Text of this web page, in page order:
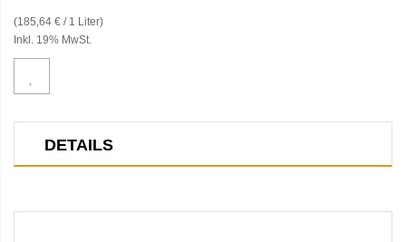
(185,64 € / 1 Liter)
Inkl. 19% MwSt.
DETAILS